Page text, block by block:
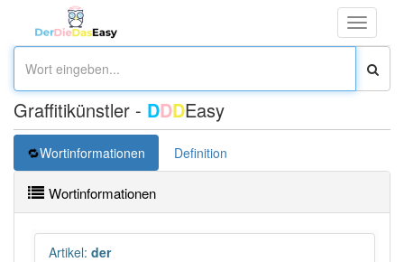
Toggle
Graffitikünstler - DDDEasy
Wortinformationen Definition
Wortinformationen
Artikel: der